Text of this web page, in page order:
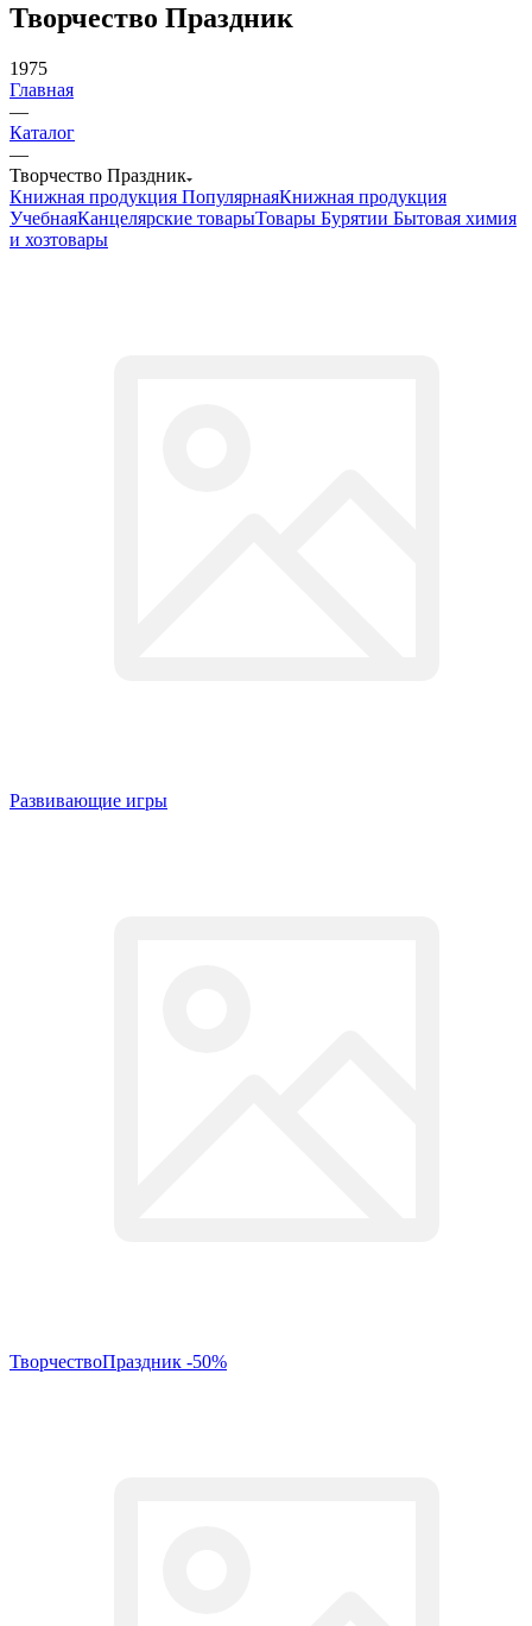
Творчество Праздник
1975
Главная
—
Каталог
—
Творчество Праздник
Книжная продукция ПопулярнаяКнижная продукция
УчебнаяКанцелярские товарыТовары Бурятии Бытовая химия
и хозтовары
Развивающие игры
ТворчествоПраздник -50%